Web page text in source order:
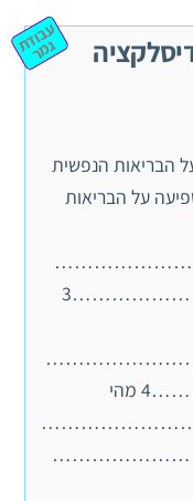
ע
ב
וד
ת ג
מ
ר
הבריאות הנפשית
על הבריאות
…………………………………………………3
………………………………………4 מהי